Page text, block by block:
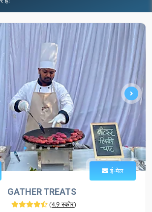
ई-मेल
GATHER TREATS
(4.9 स्कोर)